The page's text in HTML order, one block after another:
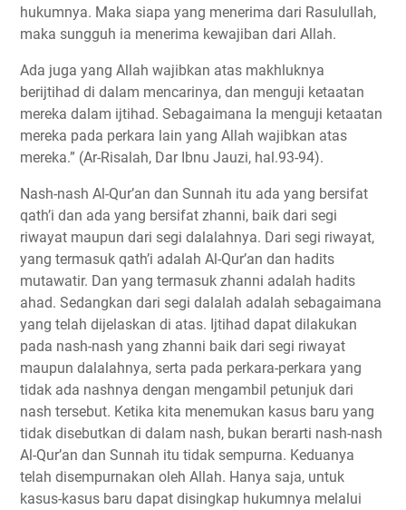
hukumnya. Maka siapa yang menerima dari Rasulullah,
maka sungguh ia menerima kewajiban dari Allah.
Ada juga yang Allah wajibkan atas makhluknya
berijtihad di dalam mencarinya, dan menguji ketaatan
mereka dalam ijtihad. Sebagaimana Ia menguji ketaatan
mereka pada perkara lain yang Allah wajibkan atas
mereka.” (Ar-Risalah, Dar Ibnu Jauzi, hal.93-94).
Nash-nash Al-Qur’an dan Sunnah itu ada yang bersifat
qath’i dan ada yang bersifat zhanni, baik dari segi
riwayat maupun dari segi dalalahnya. Dari segi riwayat,
yang termasuk qath’i adalah Al-Qur’an dan hadits
mutawatir. Dan yang termasuk zhanni adalah hadits
ahad. Sedangkan dari segi dalalah adalah sebagaimana
yang telah dijelaskan di atas. Ijtihad dapat dilakukan
pada nash-nash yang zhanni baik dari segi riwayat
maupun dalalahnya, serta pada perkara-perkara yang
tidak ada nashnya dengan mengambil petunjuk dari
nash tersebut. Ketika kita menemukan kasus baru yang
tidak disebutkan di dalam nash, bukan berarti nash-nash
Al-Qur’an dan Sunnah itu tidak sempurna. Keduanya
telah disempurnakan oleh Allah. Hanya saja, untuk
kasus-kasus baru dapat disingkap hukumnya melalui